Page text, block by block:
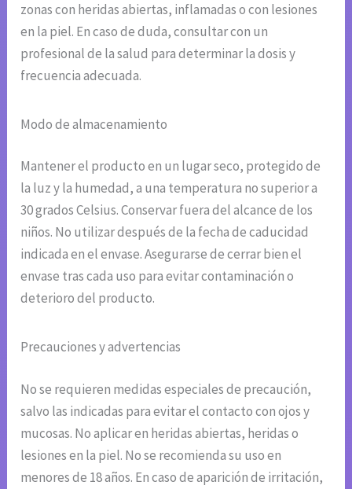
zonas con heridas abiertas, inflamadas o con lesiones
en la piel. En caso de duda, consultar con un
profesional de la salud para determinar la dosis y
frecuencia adecuada.
Modo de almacenamiento
Mantener el producto en un lugar seco, protegido de
la luz y la humedad, a una temperatura no superior a
30 grados Celsius. Conservar fuera del alcance de los
niños. No utilizar después de la fecha de caducidad
indicada en el envase. Asegurarse de cerrar bien el
envase tras cada uso para evitar contaminación o
deterioro del producto.
Precauciones y advertencias
No se requieren medidas especiales de precaución,
salvo las indicadas para evitar el contacto con ojos y
mucosas. No aplicar en heridas abiertas, heridas o
lesiones en la piel. No se recomienda su uso en
menores de 18 años. En caso de aparición de irritación,